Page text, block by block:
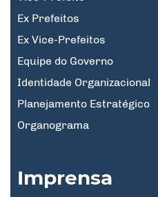
Ex Prefeitos
Ex Vice-Prefeitos
Equipe do Governo
Identidade Organizacional
Planejamento Estratégico
Organograma
Imprensa